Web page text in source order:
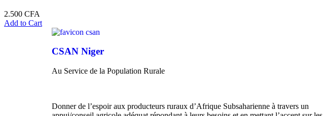
2.500 CFA
Add to Cart
CSAN Niger
Au Service de la Population Rurale
Donner de l’espoir aux producteurs ruraux d’Afrique Subsaharienne à travers un